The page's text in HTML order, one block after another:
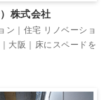
株式会社
ン｜住宅 リノベーショ
大阪｜床にスペードを